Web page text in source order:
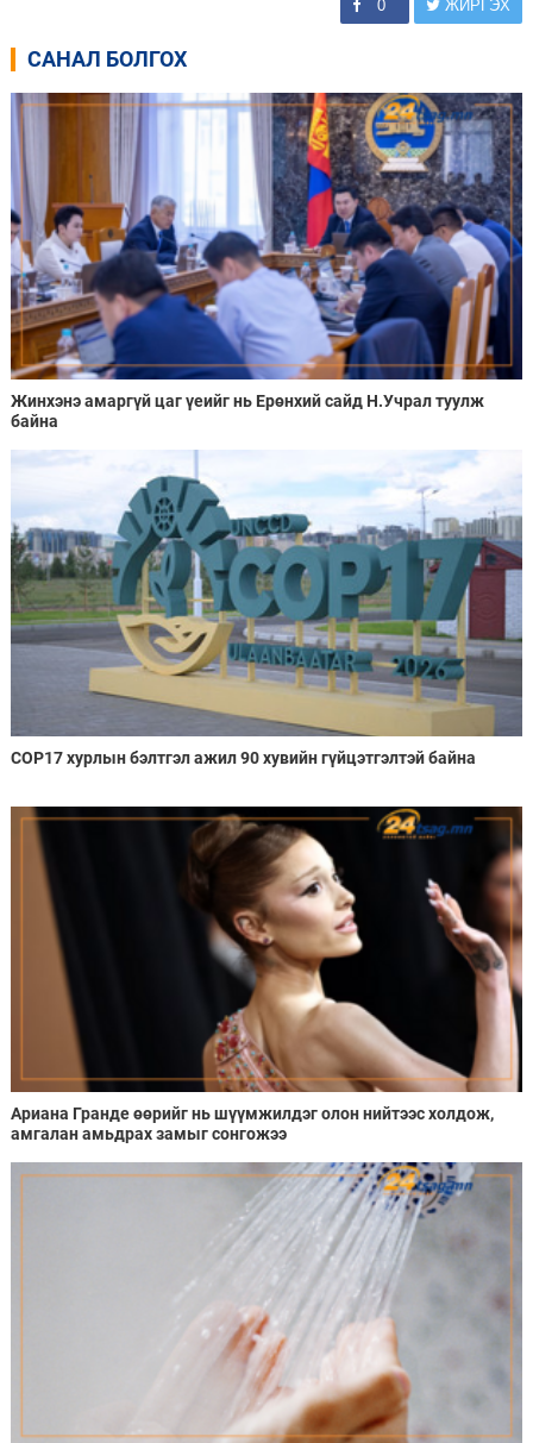
0 ЖИРГЭХ
САНАЛ БОЛГОХ
Жинхэнэ амаргүй цаг үеийг нь Ерөнхий сайд Н.Учрал туулж
байна
COP17 хурлын бэлтгэл ажил 90 хувийн гүйцэтгэлтэй байна
Ариана Гранде өөрийг нь шүүмжилдэг олон нийтээс холдож,
амгалан амьдрах замыг сонгожээ